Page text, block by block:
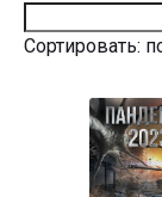
Сортировать: